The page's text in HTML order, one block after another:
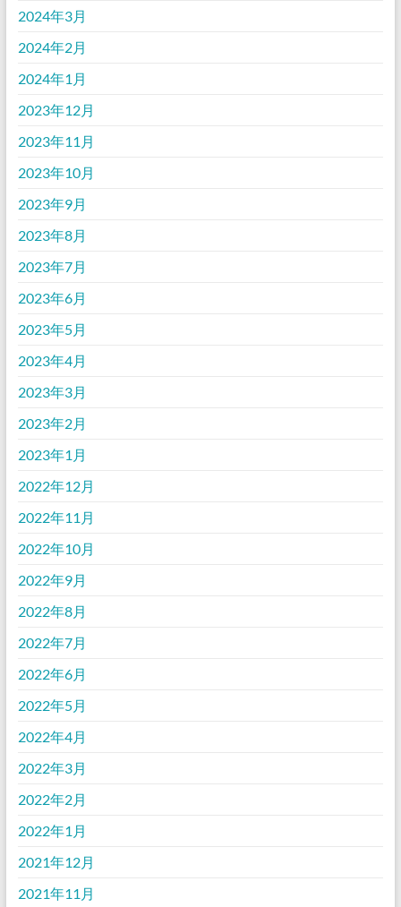
2024年3月
2024年2月
2024年1月
2023年12月
2023年11月
2023年10月
2023年9月
2023年8月
2023年7月
2023年6月
2023年5月
2023年4月
2023年3月
2023年2月
2023年1月
2022年12月
2022年11月
2022年10月
2022年9月
2022年8月
2022年7月
2022年6月
2022年5月
2022年4月
2022年3月
2022年2月
2022年1月
2021年12月
2021年11月